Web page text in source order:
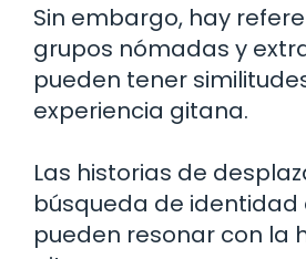
Sin embargo, hay
grupos nómadas y
pueden tener
experiencia gitana.
Las historias de
búsqueda de identidad
pueden resonar con la